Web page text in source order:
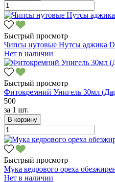
Быстрый просмотр
Чипсы нутовые Нутсы аджика
Нет в наличии
Быстрый просмотр
Фитокремний Унигель 30мл
500
за 1 шт.
В корзину
Быстрый просмотр
Мука кедрового ореха
Нет в наличии